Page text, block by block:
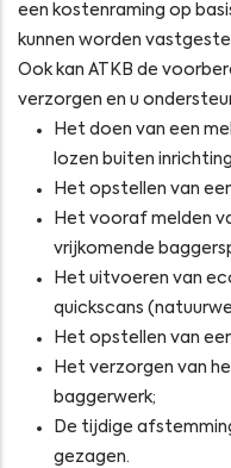
een kostenraming op
kunnen worden
Ook kan ATKB de
verzorgen en u
Het doen van een
lozen buiten
Het opstellen van
Het vooraf melden
vrijkomende
Het uitvoeren van
quickscans
Het opstellen van
Het verzorgen van
baggerwerk;
De tijdige
gezagen.